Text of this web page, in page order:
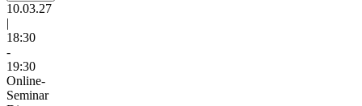
10.03.27
|
18:30
-
19:30
Online-
Seminar